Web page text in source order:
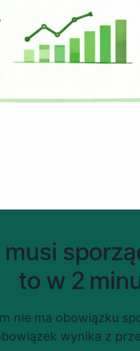
to w 2
nie ma obowiązku
wynika z